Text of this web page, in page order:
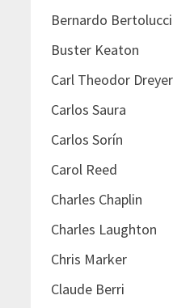
Bernardo Bertolucci
Buster Keaton
Carl Theodor Dreyer
Carlos Saura
Carlos Sorín
Carol Reed
Charles Chaplin
Charles Laughton
Chris Marker
Claude Berri